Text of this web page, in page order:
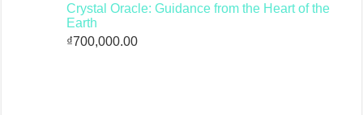
Crystal Oracle: Guidance from the Heart of the
Earth
₫700,000.00